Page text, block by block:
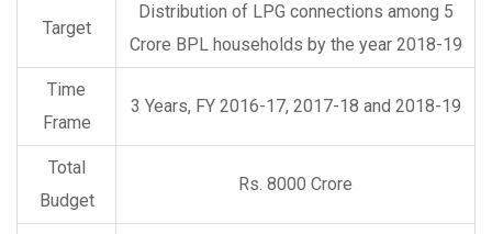
Target
Distribution of LPG connections among 5
Crore BPL households by the year 2018-19
Time
Frame
3 Years, FY 2016-17, 2017-18 and 2018-19
Total
Budget
Rs. 8000 Crore